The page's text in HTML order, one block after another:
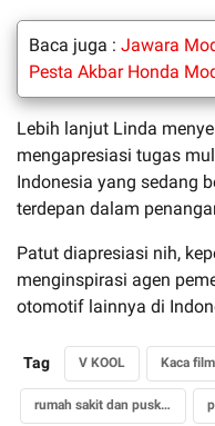
Baca juga : Jawara
Pesta Akbar Honda
Lebih lanjut Linda
mengapresiasi tugas
Indonesia yang sedang
terdepan dalam
Patut diapresiasi nih,
menginspirasi agen
otomotif lainnya di
Tag V KOOL Kaca film
rumah sakit dan puskesmas